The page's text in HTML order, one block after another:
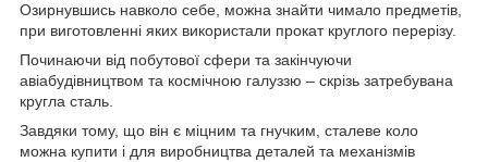
Озирнувшись навколо себе, можна знайти чимало предметів,
при виготовленні яких використали прокат круглого перерізу.
Починаючи від побутової сфери та закінчуючи
авіабудівництвом та космічною галуззю – скрізь затребувана
кругла сталь.
Завдяки тому, що він є міцним та гнучким, сталеве коло
можна купити і для виробництва деталей та механізмів